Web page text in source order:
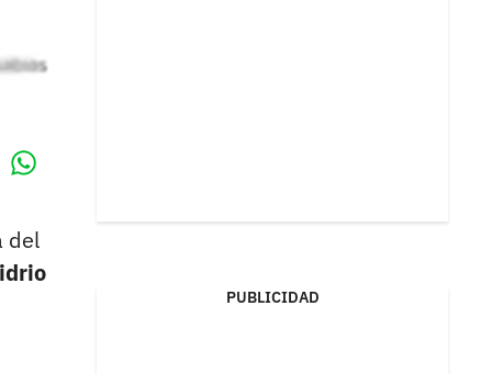
del
PUBLICIDAD